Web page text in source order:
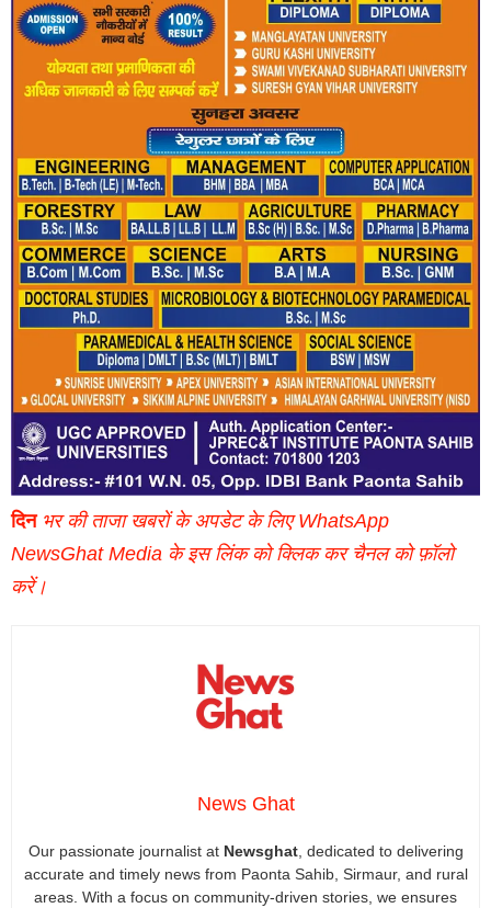
दिनभर की ताजा खबरों के अपडेट के लिए WhatsApp
NewsGhat Media के इस लिंक को क्लिक कर चैनल को फ़ॉलो
करें।
News Ghat
Our passionate journalist at Newsghat, dedicated to delivering
accurate and timely news from Paonta Sahib, Sirmaur, and rural
areas. With a focus on community-driven stories, we ensures